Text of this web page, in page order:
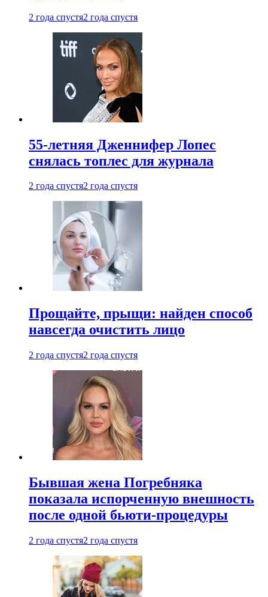
2 года спустя2 года спустя
55-летняя Дженнифер Лопес
снялась топлес для журнала
2 года спустя2 года спустя
Прощайте, прыщи: найден способ
навсегда очистить лицо
2 года спустя2 года спустя
Бывшая жена Погребняка
показала испорченную внешность
после одной бьюти-процедуры
2 года спустя2 года спустя